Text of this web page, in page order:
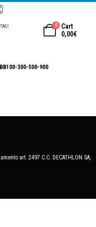
0
Cart
0,00€
300-500-900
art. 2497 C.C. DECATHLON SA,